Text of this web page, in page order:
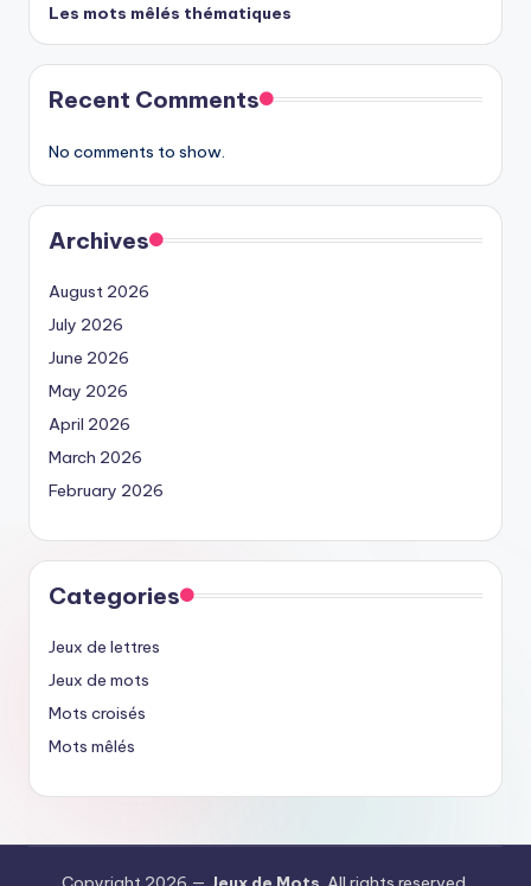
Les mots mêlés thématiques
Recent Comments
No comments to show.
Archives
August 2026
July 2026
June 2026
May 2026
April 2026
March 2026
February 2026
Categories
Jeux de lettres
Jeux de mots
Mots croisés
Mots mêlés